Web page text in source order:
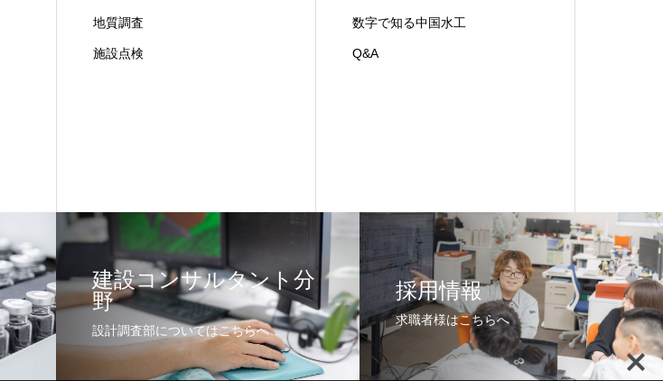
地質調査
施設点検
数字で知る中国水工
Q&A
建設コンサルタント分
野
設計調査部についてはこちらへ
採用情報
求職者様はこちらへ